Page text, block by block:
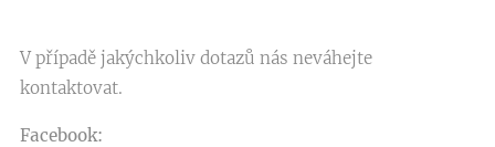
V případě jakýchkoliv dotazů nás neváhejte
kontaktovat.
Facebook: